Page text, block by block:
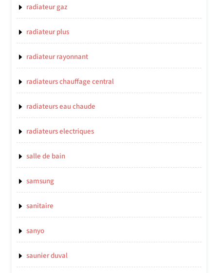
radiateur gaz
radiateur plus
radiateur rayonnant
radiateurs chauffage central
radiateurs eau chaude
radiateurs electriques
salle de bain
samsung
sanitaire
sanyo
saunier duval